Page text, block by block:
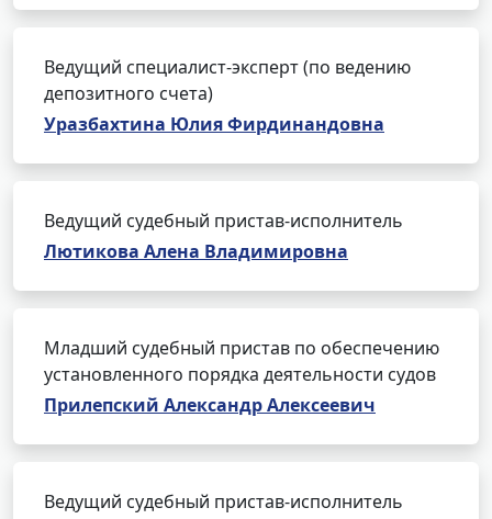
Ведущий специалист-эксперт (по ведению
депозитного счета)
Уразбахтина Юлия Фирдинандовна
Ведущий судебный пристав-исполнитель
Лютикова Алена Владимировна
Младший судебный пристав по обеспечению
установленного порядка деятельности судов
Прилепский Александр Алексеевич
Ведущий судебный пристав-исполнитель